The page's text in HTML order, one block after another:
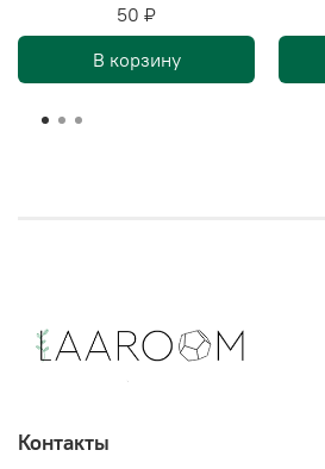
50 ₽
В корзину
Контакты